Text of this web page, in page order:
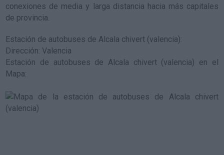
conexiones de media y larga distancia hacia más capitales
de provincia.
Estación de autobuses de Alcala chivert (valencia):
Dirección: Valencia
Estación de autobuses de Alcala chivert (valencia) en el
Mapa: